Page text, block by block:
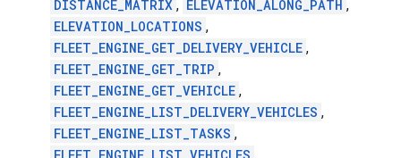
DISTANCE_MATRIX , ELEVATION_ALONG_PATH ,
ELEVATION_LOCATIONS ,
FLEET_ENGINE_GET_DELIVERY_VEHICLE ,
FLEET_ENGINE_GET_TRIP ,
FLEET_ENGINE_GET_VEHICLE ,
FLEET_ENGINE_LIST_DELIVERY_VEHICLES ,
FLEET_ENGINE_LIST_TASKS ,